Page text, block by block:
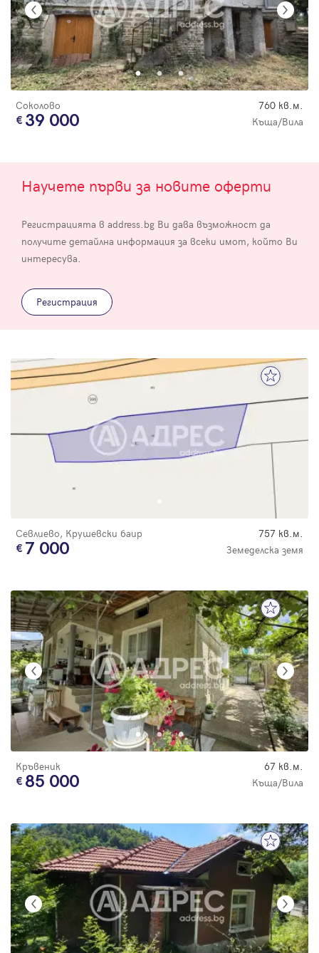
Соколово 760 кв.м.
39 000 Къща/Вила
Научете първи за новите оферти
Регистрацията в address.bg Ви дава възможност да
получите детайлна информация за всеки имот, който Ви
интересува.
Регистрация
Севлиево, Крушевски баир 757 кв.м.
7 000 Земеделска земя
Кръвеник 67 кв.м.
85 000 Къща/Вила